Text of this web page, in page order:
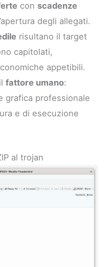
con scadenze
degli allegati.
risultano il target
capitolati,
appetibili.
ilfattore umano:
grafica professionale
e di esecuzione
al trojan